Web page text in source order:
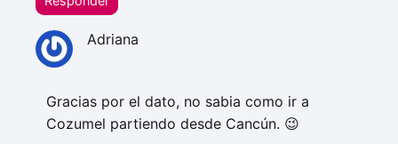
Adriana
Gracias por el dato, no sabia como ir a
Cozumel partiendo desde Cancún. 😉